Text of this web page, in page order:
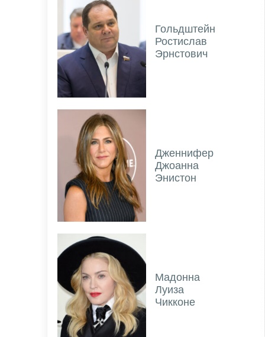
Гольдштейн
Ростислав
Эрнстович
Дженнифер
Джоанна
Энистон
Мадонна
Луиза
Чикконе